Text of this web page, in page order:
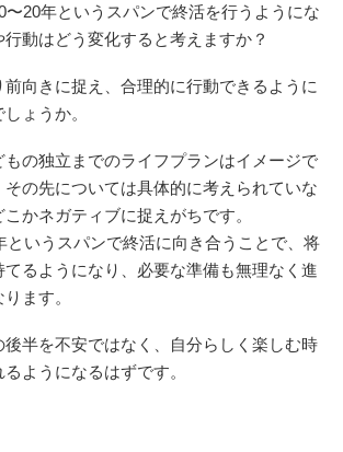
20年というスパンで終活を行うようにな
動はどう変化すると考えますか？
前向きに捉え、合理的に行動できるように
ょうか。
もの独立までのライフプランはイメージで
その先については具体的に考えられていな
かネガティブに捉えがちです。
というスパンで終活に向き合うことで、将
るようになり、必要な準備も無理なく進
ます。
後半を不安ではなく、自分らしく楽しむ時
ようになるはずです。